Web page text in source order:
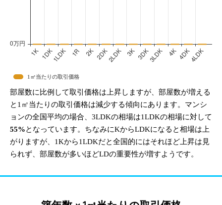
1㎡当たりの取引価格
部屋数に比例して取引価格は上昇しますが、部屋数が増える
と1㎡当たりの取引価格は減少する傾向にあります。マンシ
ョンの全国平均の場合、3LDKの相場は1LDKの相場に対して
55%となっています。ちなみにKからLDKになると相場は上
がりますが、1Kから1LDKだと全国的にはそれほど上昇は見
られず、部屋数が多いほどLDの重要性が増すようです。